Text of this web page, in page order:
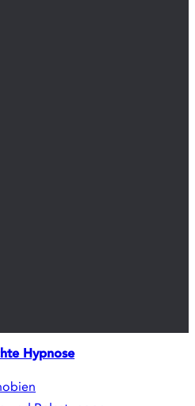
Hypnose